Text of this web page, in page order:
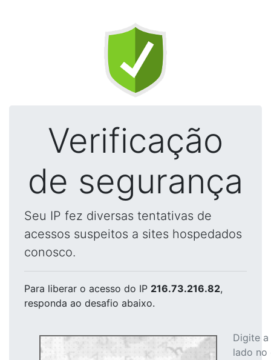
Verificação
de segurança
Seu IP fez diversas tentativas de
acessos suspeitos a sites hospedados
conosco.
Para liberar o acesso do IP 216.73.216.82,
responda ao desafio abaixo.
Digite
lado no